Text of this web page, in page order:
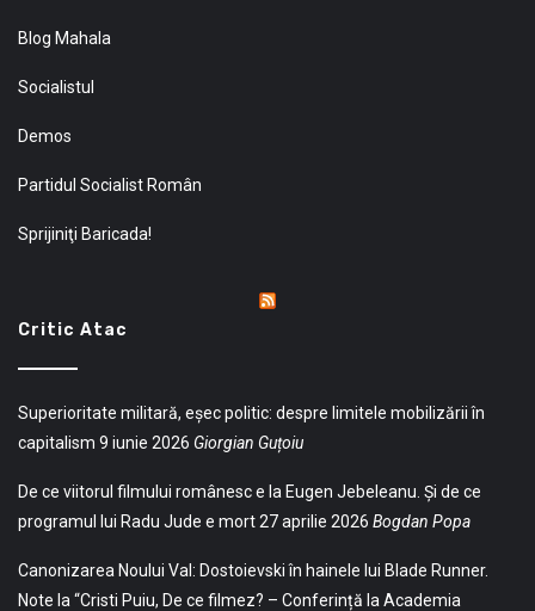
Blog Mahala
Socialistul
Demos
Partidul Socialist Român
Sprijiniţi Baricada!
Critic Atac
Superioritate militară, eșec politic: despre limitele mobilizării în
capitalism 9 iunie 2026 Giorgian Guțoiu
De ce viitorul filmului românesc e la Eugen Jebeleanu. Și de ce
programul lui Radu Jude e mort27 aprilie 2026 Bogdan Popa
Canonizarea Noului Val: Dostoievski în hainele lui Blade Runner.
Note la “Cristi Puiu, De ce filmez? – Conferință la Academia